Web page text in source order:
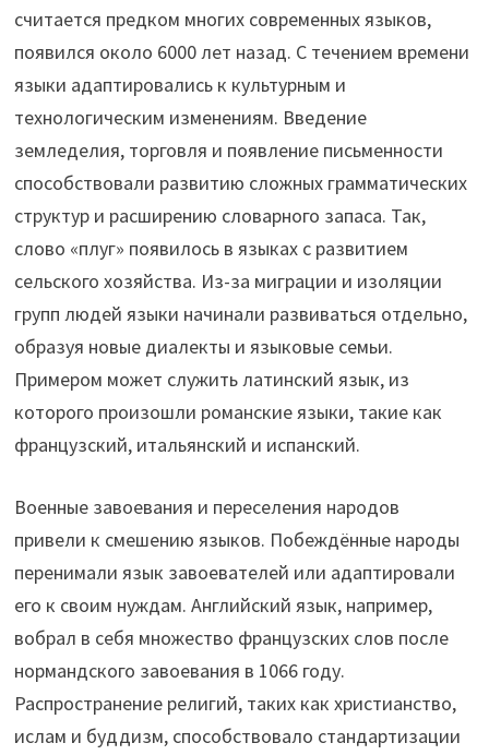
считается предком многих современных языков,
появился около 6000 лет назад. С течением времени
языки адаптировались к культурным и
технологическим изменениям. Введение
земледелия, торговля и появление письменности
способствовали развитию сложных грамматических
структур и расширению словарного запаса. Так,
слово «плуг» появилось в языках с развитием
сельского хозяйства. Из-за миграции и изоляции
групп людей языки начинали развиваться отдельно,
образуя новые диалекты и языковые семьи.
Примером может служить латинский язык, из
которого произошли романские языки, такие как
французский, итальянский и испанский.
Военные завоевания и переселения народов
привели к смешению языков. Побеждённые народы
перенимали язык завоевателей или адаптировали
его к своим нуждам. Английский язык, например,
вобрал в себя множество французских слов после
нормандского завоевания в 1066 году.
Распространение религий, таких как христианство,
ислам и буддизм, способствовало стандартизации